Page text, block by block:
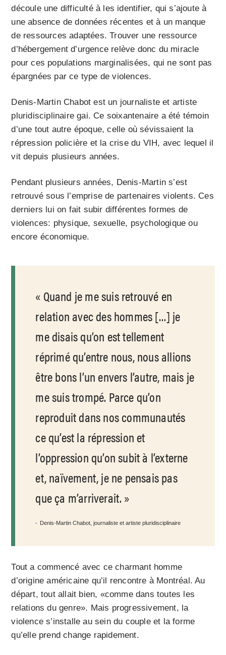
découle une difficulté à les identifier, qui s’ajoute à
une absence de données récentes et à un manque
de ressources adaptées. Trouver une ressource
d’hébergement d’urgence relève donc du miracle
pour ces populations marginalisées, qui ne sont pas
épargnées par ce type de violences.
Denis-Martin Chabot est un journaliste et artiste
pluridisciplinaire gai. Ce soixantenaire a été témoin
d’une tout autre époque, celle où sévissaient la
répression policière et la crise du VIH, avec lequel il
vit depuis plusieurs années.
Pendant plusieurs années, Denis-Martin s’est
retrouvé sous l’emprise de partenaires violents. Ces
derniers lui on fait subir différentes formes de
violences: physique, sexuelle, psychologique ou
encore économique.
Quand je me suis retrouvé en
relation avec des hommes […] je
me disais qu’on est tellement
réprimé qu’entre nous, nous allions
être bons l’un envers l’autre, mais je
me suis trompé. Parce qu’on
reproduit dans nos communautés
ce qu’est la répression et
l’oppression qu’on subit à l’externe
et, naïvement, je ne pensais pas
que ça m’arriverait.
Denis-Martin Chabot, journaliste et artiste pluridisciplinaire
Tout a commencé avec ce charmant homme
d’origine américaine qu’il rencontre à Montréal. Au
départ, tout allait bien, «comme dans toutes les
relations du genre». Mais progressivement, la
violence s’installe au sein du couple et la forme
qu’elle prend change rapidement.